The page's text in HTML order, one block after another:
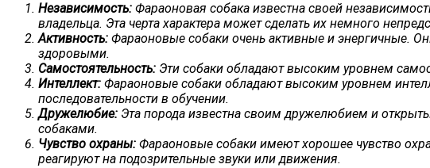
Независимость: Фараоновая собака известна своей
владельца. Эта черта характера может сделать их немного
Активность: Фараоновые собаки очень активные и энергичные.
здоровыми.
Самостоятельность: Эти собаки обладают высоким уровнем
Интеллект: Фараоновые собаки обладают высоким уровнем
последовательности в обучении.
Дружелюбие: Эта порода известна своим дружелюбием и
собаками.
Чувство охраны: Фараоновые собаки имеют хорошее чувство
реагируют на подозрительные звуки или движения.